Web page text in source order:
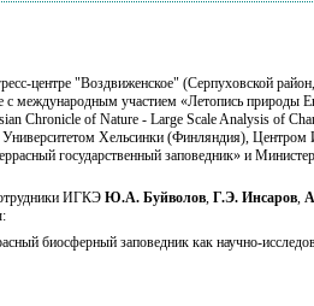
центре "Воздвиженское" (Серпуховской
с международным участием «Летопись природы
Chronicle of Nature - Large Scale Analysis of
Хельсинки (Финляндия), Центром
государственный заповедник» и
ИГКЭ Ю.А. Буйволов, Г.Э. Инсаров,
биосферный заповедник как научно-